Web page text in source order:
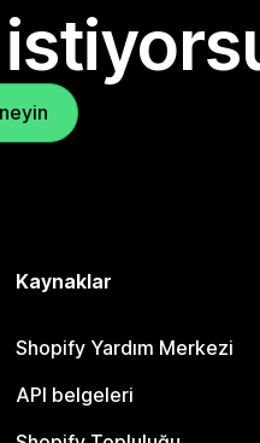
Kaynaklar
Shopify Yardım Merkezi
API belgeleri